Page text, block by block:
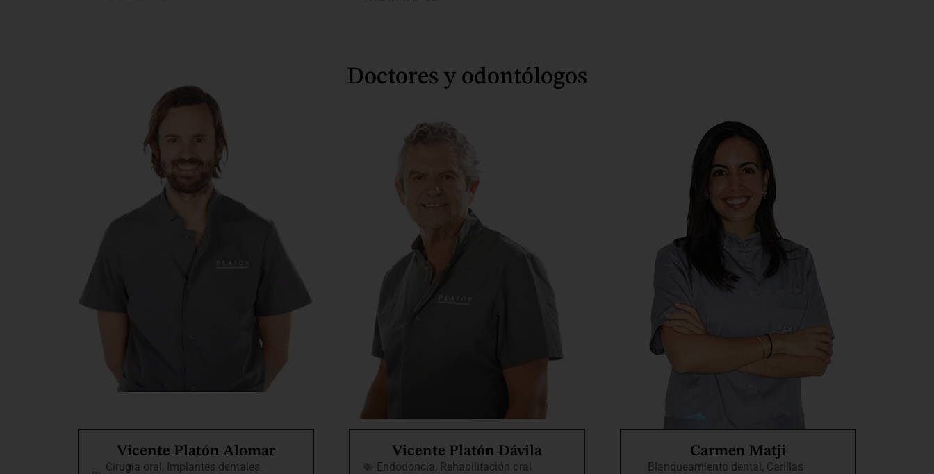
Doctores y odontólogos
Vicente Platón Alomar
Cirugia oral, Implantes dentales,
Vicente Platón Dávila
Endodoncia, Rehabilitación oral
Carmen Matji
Blanqueamiento dental, Carillas